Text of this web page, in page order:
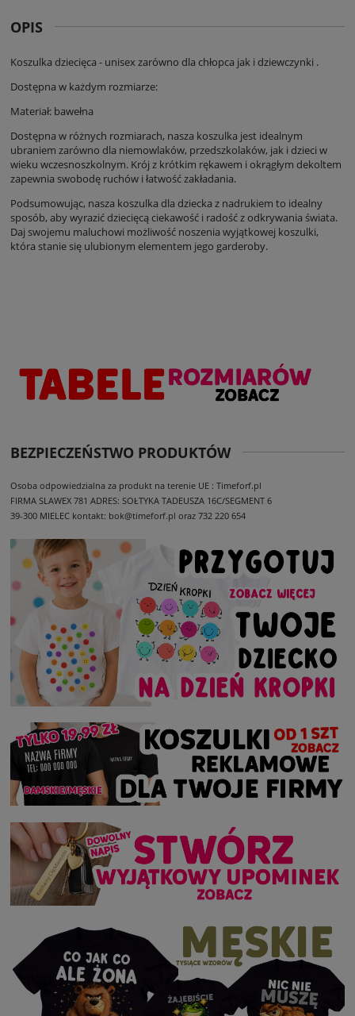
OPIS
Koszulka dziecięca - unisex zarówno dla chłopca jak i dziewczynki .
Dostępna w każdym rozmiarze:
Materiał: bawełna
Dostępna w różnych rozmiarach, nasza koszulka jest idealnym
ubraniem zarówno dla niemowlaków, przedszkolaków, jak i dzieci w
wieku wczesnoszkolnym. Krój z krótkim rękawem i okrągłym dekoltem
zapewnia swobodę ruchów i łatwość zakładania.
Podsumowując, nasza koszulka dla dziecka z nadrukiem to idealny
sposób, aby wyrazić dziecięcą ciekawość i radość z odkrywania świata.
Daj swojemu maluchowi możliwość noszenia wyjątkowej koszulki,
która stanie się ulubionym elementem jego garderoby.
BEZPIECZEŃSTWO PRODUKTÓW
Osoba odpowiedzialna za produkt na terenie UE : Timeforf.pl
FIRMA SLAWEX 781 ADRES: SOŁTYKA TADEUSZA 16C/SEGMENT 6
39-300 MIELEC kontakt: bok@timeforf.pl oraz 732 220 654